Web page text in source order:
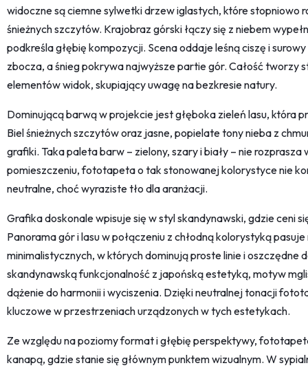
widoczne są ciemne sylwetki drzew iglastych, które stopniowo
śnieżnych szczytów. Krajobraz górski łączy się z niebem
podkreśla głębię kompozycji. Scena oddaje leśną ciszę i
zbocza, a śnieg pokrywa najwyższe partie gór. Całość tworzy
elementów widok, skupiający uwagę na bezkresie natury.
Dominującą barwą w projekcie jest głęboka zieleń lasu, która
Biel śnieżnych szczytów oraz jasne, popielate tony nieba z
grafiki. Taka paleta barw – zielony, szary i biały – nie
pomieszczeniu, fototapeta o tak stonowanej kolorystyce nie
neutralne, choć wyraziste tło dla aranżacji.
Grafika doskonale wpisuje się w styl skandynawski, gdzie ceni
Panorama gór i lasu w połączeniu z chłodną kolorystyką
minimalistycznych, w których dominują proste linie i oszczędne
skandynawską funkcjonalność z japońską estetyką, motyw
dążenie do harmonii i wyciszenia. Dzięki neutralnej tonacji
kluczowe w przestrzeniach urządzonych w tych estetykach.
Ze względu na poziomy format i głębię perspektywy,
kanapą, gdzie stanie się głównym punktem wizualnym. W